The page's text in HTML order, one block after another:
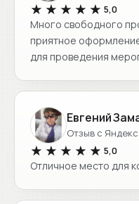
★★★★★
★★★★★ 5,0
Много свободного
приятное
для проведения
Евгений
Отзыв с
★★★★★
★★★★★ 5,0
Отличное место для